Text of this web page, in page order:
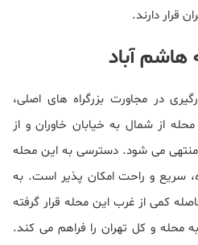
آباد
در مجاورت بزرگراه های اصلی،
از شمال به خیابان خاوران و از
می شود. دسترسی به این محله
سریع و راحت امکان پذیر است. به
کمی از غرب این محله قرار گرفته
محله و کل تهران را فراهم می کند.